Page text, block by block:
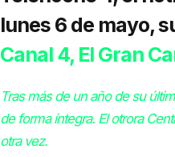
lunes 6 de mayo,
Canal 4, El Gran
Tras más de un año de su
de forma íntegra. El otrora
otra vez.